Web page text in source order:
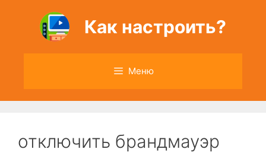
содержимому
Как настроить?
Меню
отключить брандмауэр